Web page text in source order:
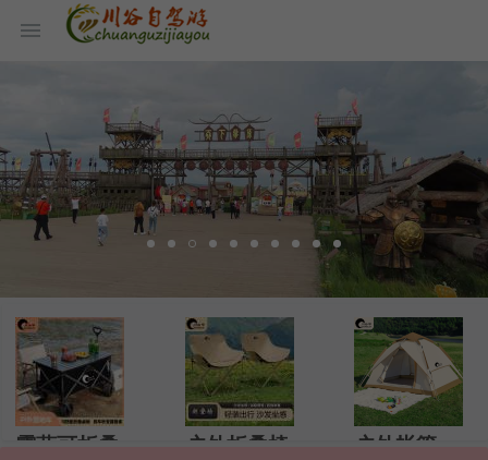
露营可折叠
户外折叠椅 户外帐篷